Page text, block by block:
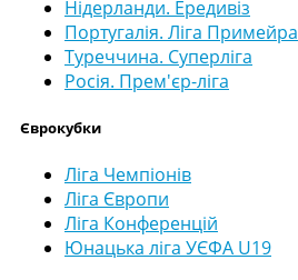
Нідерланди. Ередивіз
Португалія. Ліга Примейра
Туреччина. Суперліга
Росія. Прем'єр-ліга
Єврокубки
Ліга Чемпіонів
Ліга Європи
Ліга Конференцій
Юнацька ліга УЄФА U19